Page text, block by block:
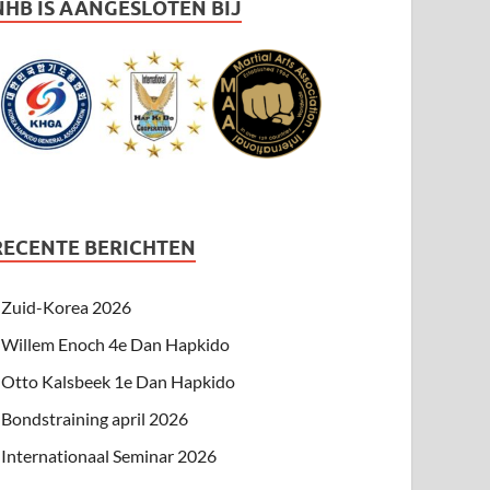
IS AANGESLOTEN BIJ
BERICHTEN
Zuid-Korea 2026
Willem Enoch 4e Dan Hapkido
Otto Kalsbeek 1e Dan Hapkido
Bondstraining april 2026
Internationaal Seminar 2026